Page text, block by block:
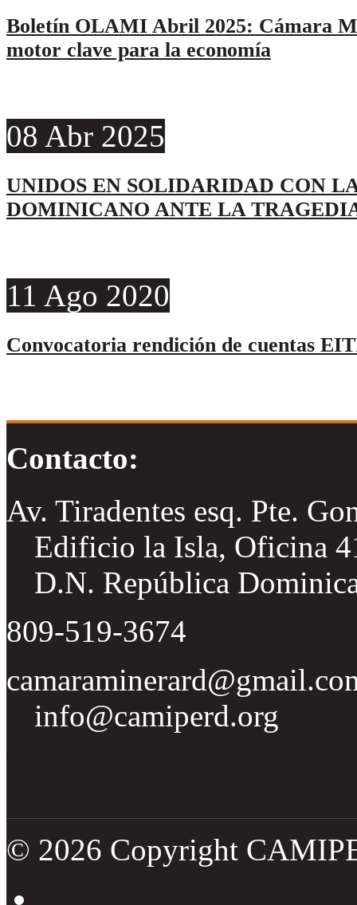
Boletín OLAMI Abril 2025: Cámara
motor clave para la economía
08 Abr 2025
UNIDOS EN SOLIDARIDAD CON
DOMINICANO ANTE LA
11 Ago 2020
Convocatoria rendición de cuentas
Contacto:
Av. Tiradentes esq. Pte.
Edificio la Isla, Oficina
D.N. República
809-519-3674
info@camiperd.org
© 2026 Copyright